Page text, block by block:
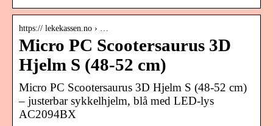
https:// lekekassen.no › …
Micro PC Scootersaurus 3D
Hjelm S (48-52 cm)
Micro PC Scootersaurus 3D Hjelm S (48-52 cm)
– justerbar sykkelhjelm, blå med LED-lys
AC2094BX